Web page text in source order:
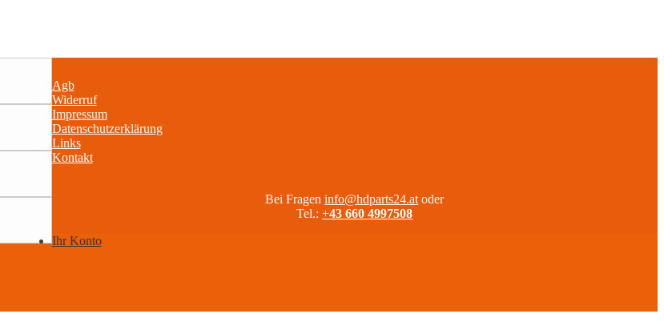
Agb
Widerruf
Impressum
Datenschutzerklärung
Links
Kontakt
Bei Frageninfo@hdparts24.at oder
Tel.:+43 660 4997508
Ihr Konto